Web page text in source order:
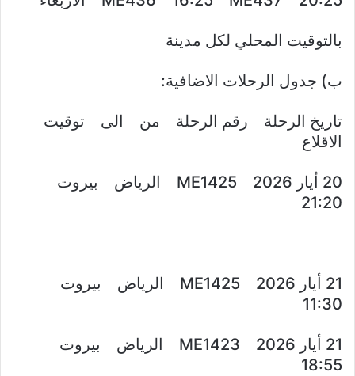
بالتوقيت المحلي لكل مدينة
ب) جدول الرحلات الاضافية:
تاريخ الرحلة رقم الرحلة من الى توقيت
الاقلاع
20 أيار 2026 ME1425 الرياض بيروت
21:20
21 أيار 2026 ME1425 الرياض بيروت
11:30
21 أيار 2026 ME1423 الرياض بيروت
18:55